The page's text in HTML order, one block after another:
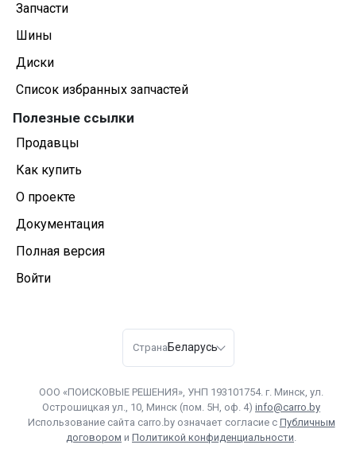
Запчасти
Шины
Диски
Список избранных запчастей
Полезные ссылки
Продавцы
Как купить
О проекте
Документация
Полная версия
Войти
Страна Беларусь
ООО «ПОИСКОВЫЕ РЕШЕНИЯ», УНП 193101754. г. Минск, ул.
Острошицкая ул., 10, Минск (пом. 5Н, оф. 4) info@carro.by
Использование сайта carro.by означает согласие с Публичным
договором и Политикой конфиденциальности